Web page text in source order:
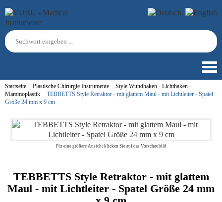
Startseite Plastische Chirurgie Instrumente
Style Wundhaken - Lichthaken -
Mammoplastik
TEBBETTS Style Retraktor - mit glattem Maul - mit Lichtleiter - Spatel
Größe 24 mm x 9 cm
Für eine größere Ansicht klicken Sie auf das Vorschaubild
TEBBETTS Style Retraktor - mit glattem
Maul - mit Lichtleiter - Spatel Größe 24 mm